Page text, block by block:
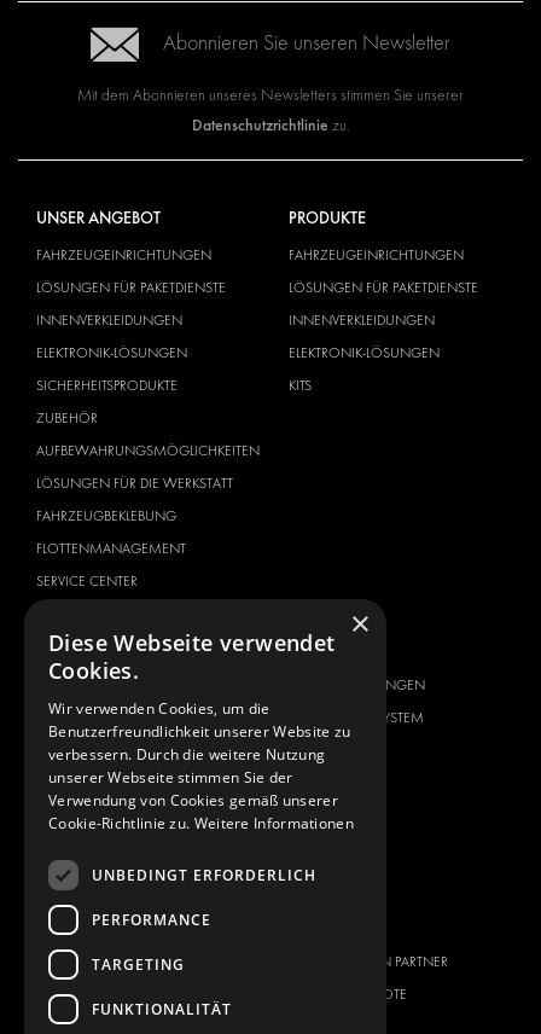
Abonnieren Sie unseren Newsletter
Mit dem Abonnieren unseres Newsletters stimmen Sie unserer
Datenschutzrichtlinie zu.
UNSER ANGEBOT
FAHRZEUGEINRICHTUNGEN
LÖSUNGEN FÜR PAKETDIENSTE
INNENVERKLEIDUNGEN
ELEKTRONIK-LÖSUNGEN
SICHERHEITSPRODUKTE
ZUBEHÖR
AUFBEWAHRUNGSMÖGLICHKEITEN
LÖSUNGEN FÜR DIE WERKSTATT
FAHRZEUGBEKLEBUNG
FLOTTENMANAGEMENT
SERVICE CENTER
PRODUKTE
FAHRZEUGEINRICHTUNGEN
LÖSUNGEN FÜR PAKETDIENSTE
INNENVERKLEIDUNGEN
ELEKTRONIK-LÖSUNGEN
KITS
CITROËN
FIAT
FORD
HYUNDAI
IVECO
MAN
MAXUS
MERCEDES
NISSAN
PEUGEOT
ÜBER UNS
KOMPLETTLÖSUNGEN
ÜBER MODUL-SYSTEM
DOWNLOADS
NEUIGKEITEN
KONTAKT
WERDEN SIE EIN PARTNER
STELLENANGEBOTE
×
Diese Webseite verwendet
Cookies.
Wir verwenden Cookies, um die
Benutzerfreundlichkeit unserer Website zu
verbessern. Durch die weitere Nutzung
unserer Webseite stimmen Sie der
Verwendung von Cookies gemäß unserer
Cookie-Richtlinie zu. Weitere Informationen
UNBEDINGT ERFORDERLICH
PERFORMANCE
TARGETING
FUNKTIONALITÄT